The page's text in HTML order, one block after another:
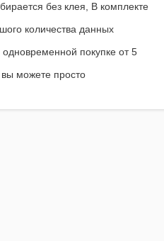
без клея, В комплекте
количества данных
покупке от 5
можете просто